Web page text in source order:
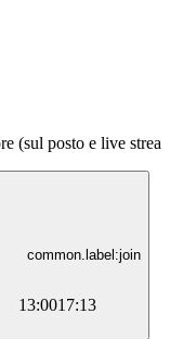
13:0017:13
(sul posto e live
common.label:join